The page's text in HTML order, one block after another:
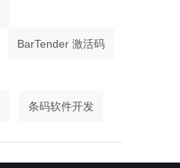
BarTender 激活码
条码软件开发